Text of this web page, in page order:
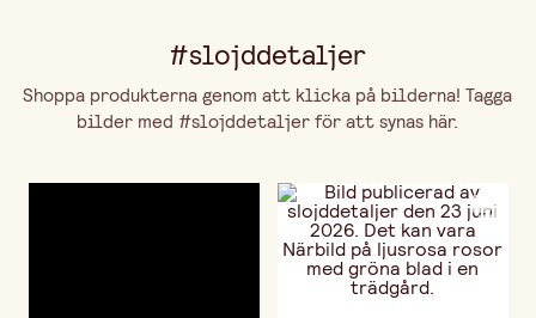
#slojddetaljer
Shoppa produkterna genom att klicka på bilderna! Tagga
bilder med #slojddetaljer för att synas här.